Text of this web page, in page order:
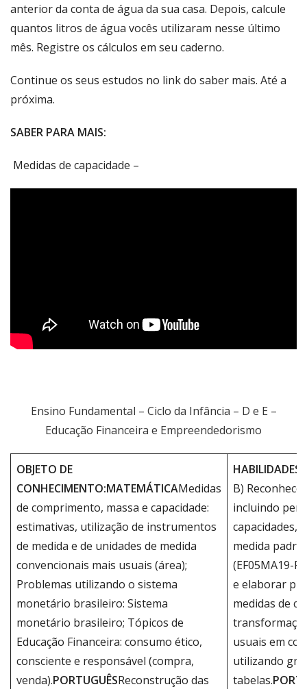
anterior da conta de água da sua casa. Depois, calcule
quantos litros de água vocês utilizaram nesse último
mês. Registre os cálculos em seu caderno.
Continue os seus estudos no link do saber mais. Até a
próxima.
SABER PARA MAIS:
Medidas de capacidade –
Ensino Fundamental – Ciclo da Infância – D e E –
Educação Financeira e Empreendedorismo
OBJETO DE
CONHECIMENTO:MATEMÁTICAMedidas
de comprimento, massa e capacidade:
estimativas, utilização de instrumentos
de medida e de unidades de medida
convencionais mais usuais (área);
Problemas utilizando o sistema
monetário brasileiro: Sistema
monetário brasileiro; Tópicos de
Educação Financeira: consumo ético,
consciente e responsável (compra,
venda).PORTUGUÊSReconstrução das
HABILIDADES:
B)
incluindo
capacidades,
medida
(EF05MA19-
e elaborar
medidas de
usuais em
utilizando
tabelas.